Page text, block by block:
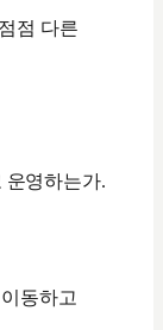
점 다른
운영하는가.
동하고